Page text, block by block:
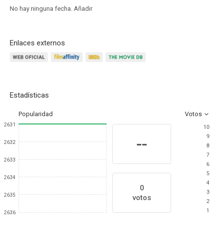
No hay ninguna fecha. Añadir
Enlaces externos
Estadísticas
Popularidad Votos
2631
2632
2633
2634
2635
2636
--
0
votos
10
9
8
7
6
5
4
3
2
1